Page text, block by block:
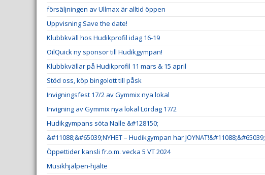
försäljningen av Ullmax är alltid öppen
Uppvisning Save the date!
Klubbkväll hos Hudikprofil idag 16-19
OilQuick ny sponsor till Hudikgympan!
Klubbkvällar på Hudikprofil 11 mars & 15 april
Stöd oss, köp bingolott till påsk
Invigningsfest 17/2 av Gymmix nya lokal
Invigning av Gymmix nya lokal Lördag 17/2
Hudikgympans söta Nalle &#128150;
&#11088;&#65039;NYHET – Hudikgympan har JOYNAT!&#11088;&#65039;
Öppettider kansli fr.o.m. vecka 5 VT 2024
Musikhjälpen-hjälte